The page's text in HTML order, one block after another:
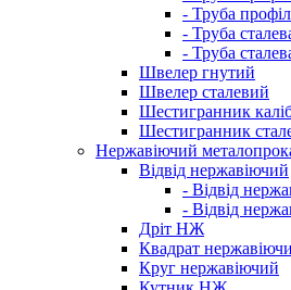
- Труба
- Труба
- Труба
Швелер гнутий
Швелер сталевий
Шестигранник
Шестигранник
Нержавіючий
Відвід нержавіючий
- Відвід
- Відвід
Дріт НЖ
Квадрат
Круг нержавіючий